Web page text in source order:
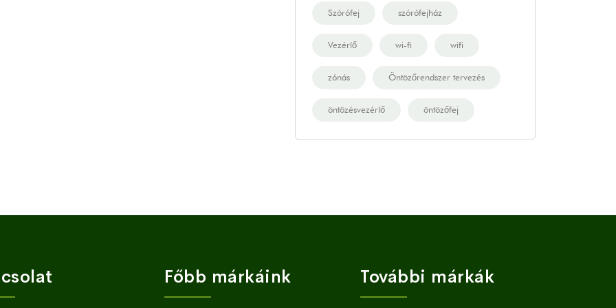
Szórófej szórófejház
Vezérlő wi-fi wifi
zónás Öntözőrendszer tervezés
öntözésvezérlő öntözőfej
Főbb márkáink További márkák